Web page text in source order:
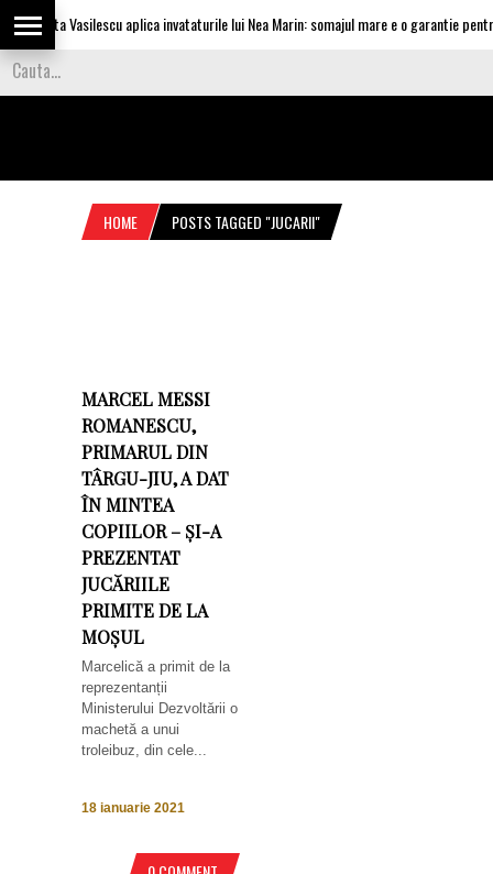
Olguta Vasilescu aplica invataturile lui Nea Marin: somajul mare e o garantie
HOME POSTS TAGGED "JUCARII"
MARCEL MESSI
ROMANESCU,
PRIMARUL DIN
TÂRGU-JIU, A DAT
ÎN MINTEA
COPIILOR – ȘI-A
PREZENTAT
JUCĂRIILE
PRIMITE DE LA
MOȘUL
Marcelică a primit de la
reprezentanții
Ministerului Dezvoltării o
machetă a unui
troleibuz, din cele...
18 ianuarie 2021